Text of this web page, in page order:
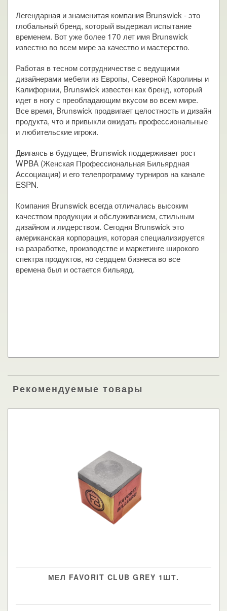
Легендарная и знаменитая компания Brunswick - это
глобальный бренд, который выдержал испытание
временем. Вот уже более 170 лет имя Brunswick
известно во всем мире за качество и мастерство.
Работая в тесном сотрудничестве с ведущими
дизайнерами мебели из Европы, Северной Каролины и
Калифорнии, Brunswick известен как бренд, который
идет в ногу с преобладающим вкусом во всем мире.
Все время, Brunswick продвигает целостность и дизайн
продукта, что и привыкли ожидать профессиональные
и любительские игроки.
Двигаясь в будущее, Brunswick поддерживает рост
WPBA (Женская Профессиональная Бильярдная
Ассоциация) и его телепрограмму турниров на канале
ESPN.
Компания Brunswick всегда отличалась высоким
качеством продукции и обслуживанием, стильным
дизайном и лидерством. Сегодня Brunswick это
американская корпорация, которая специализируется
на разработке, производстве и маркетинге широкого
спектра продуктов, но сердцем бизнеса во все
времена был и остается бильярд.
Рекомендуемые товары
МЕЛ FAVORIT CLUB GREY 1ШТ.